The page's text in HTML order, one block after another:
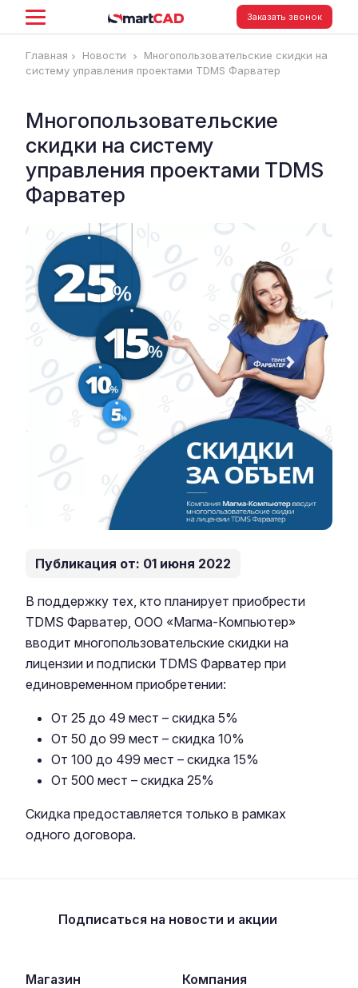
Заказать звонок
Главная Новости
Многопользовательские скидки на
систему управления проектами TDMS Фарватер
Многопользовательские
скидки на систему
управления проектами TDMS
Фарватер
Публикация от: 01 июня 2022
В поддержку тех, кто планирует приобрести
TDMS Фарватер, ООО «Магма-Компьютер»
вводит многопользовательские скидки на
лицензии и подписки TDMS Фарватер при
единовременном приобретении:
От 25 до 49 мест – скидка 5%
От 50 до 99 мест – скидка 10%
От 100 до 499 мест – скидка 15%
От 500 мест – скидка 25%
Скидка предоставляется только в рамках
одного договора.
Подписаться на новости и акции
Магазин Компания